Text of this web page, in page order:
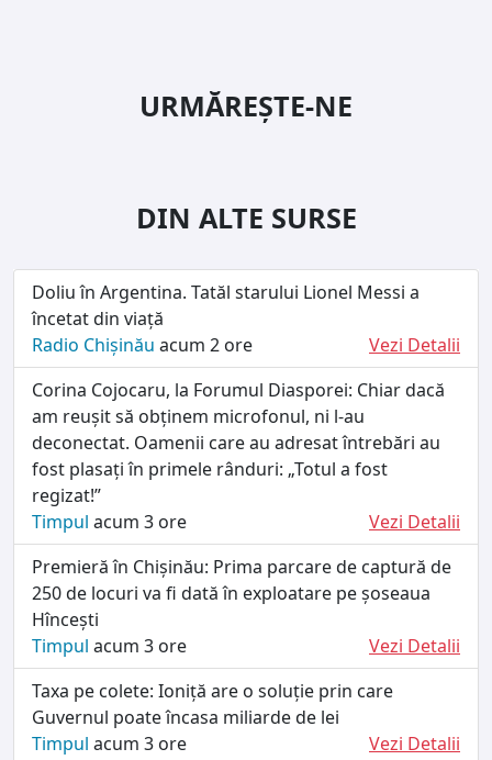
URMĂREȘTE-NE
DIN ALTE SURSE
Doliu în Argentina. Tatăl starului Lionel Messi a
încetat din viață
Radio Chișinău acum 2 ore
Vezi Detalii
Corina Cojocaru, la Forumul Diasporei: Chiar dacă
am reușit să obținem microfonul, ni l-au
deconectat. Oamenii care au adresat întrebări au
fost plasați în primele rânduri: „Totul a fost
regizat!”
Timpul acum 3 ore
Vezi Detalii
Premieră în Chișinău: Prima parcare de captură de
250 de locuri va fi dată în exploatare pe șoseaua
Hîncești
Timpul acum 3 ore
Vezi Detalii
Taxa pe colete: Ioniță are o soluție prin care
Guvernul poate încasa miliarde de lei
Timpul acum 3 ore
Vezi Detalii